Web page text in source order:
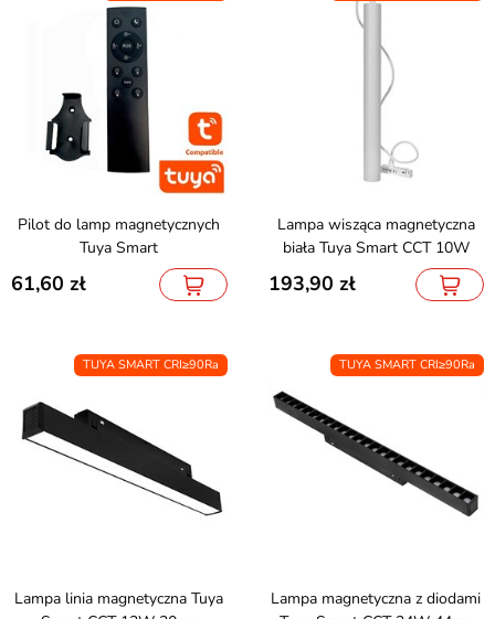
Pilot do lamp magnetycznych
Tuya Smart
61,60
Lampa wisząca magnetyczna
biała Tuya Smart CCT 10W
193,90
TUYA SMART CRI≥90Ra
Lampa linia magnetyczna Tuya
TUYA SMART CRI≥90Ra
Lampa magnetyczna z diodami